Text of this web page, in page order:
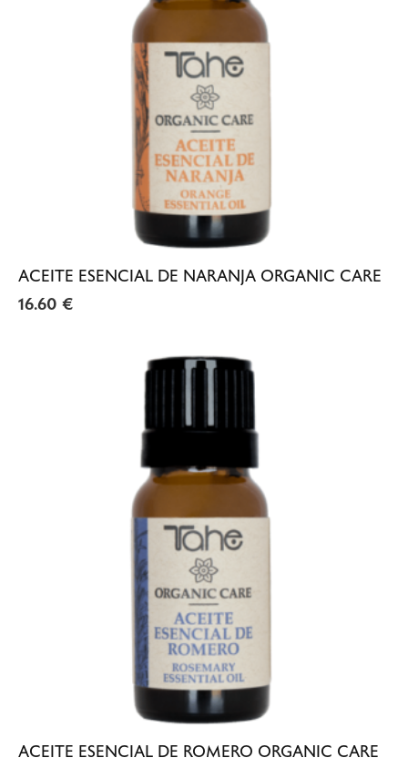
ACEITE ESENCIAL DE NARANJA ORGANIC CARE
16.60 €
ACEITE ESENCIAL DE ROMERO ORGANIC CARE